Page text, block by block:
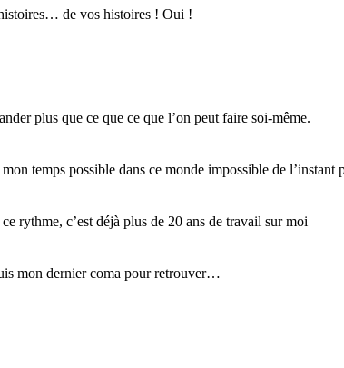
de vos histoires ! Oui !
plus que ce que ce que l’on peut faire soi-même.
temps possible dans ce monde impossible de l’instant
rythme, c’est déjà plus de 20 ans de travail sur moi
mon dernier coma pour retrouver…